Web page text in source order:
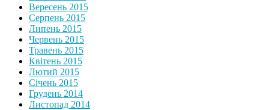
Вересень 2015
Серпень 2015
Липень 2015
Червень 2015
Травень 2015
Квітень 2015
Лютий 2015
Січень 2015
Грудень 2014
Листопад 2014